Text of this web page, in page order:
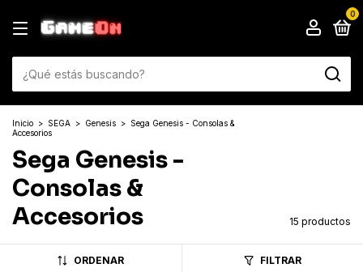
0
Inicio > SEGA > Genesis > Sega Genesis - Consolas &
Accesorios
Sega Genesis -
Consolas &
Accesorios
15 productos
ORDENAR FILTRAR